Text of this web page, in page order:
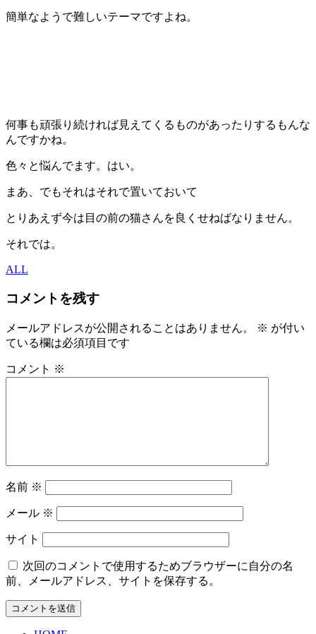
簡単なようで難しいテーマですよね。
何事も頑張り続ければ見えてくるものがあったりするもんな
んですかね。
色々と悩んでます。はい。
まあ、でもそれはそれで置いておいて
とりあえず今は目の前の猫さんを良くせねばなりません。
それでは。
ALL
コメントを残す
メールアドレスが公開されることはありません。 ※ が付い
ている欄は必須項目です
コメント ※
名前 ※
メール ※
サイト
次回のコメントで使用するためブラウザーに自分の名
前、メールアドレス、サイトを保存する。